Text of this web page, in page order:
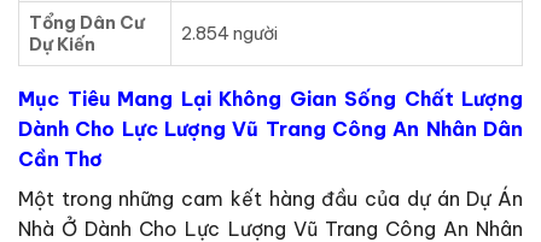
Tổng Dân Cư
Dự Kiến
2.854 người
Mục Tiêu Mang Lại Không Gian Sống Chất Lượng
Dành Cho Lực Lượng Vũ Trang Công An Nhân Dân
Cần Thơ
Một trong những cam kết hàng đầu của dự án Dự Án
Nhà Ở Dành Cho Lực Lượng Vũ Trang Công An Nhân